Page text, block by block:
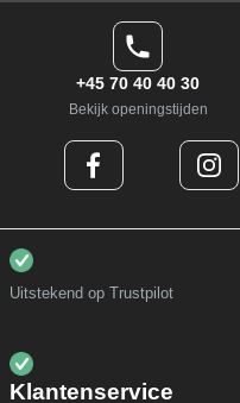
+45 70 40 40 30
Bekijk openingstijden
Uitstekend op Trustpilot
Klantenservice